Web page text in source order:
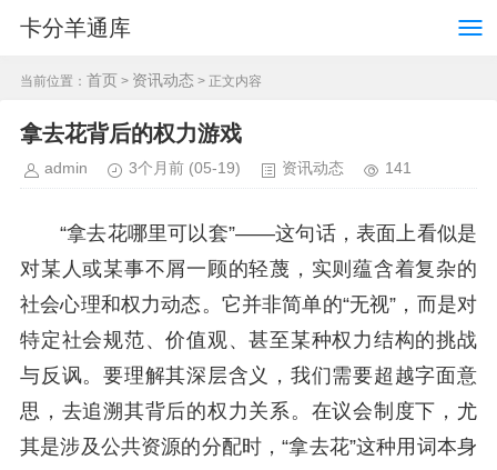
卡分羊通库
当前位置： 首页 > 资讯动态 > 正文内容
拿去花背后的权力游戏
admin 3个月前 (05-19) 资讯动态 141
“拿去花哪里可以套”——这句话，表面上看似是
对某人或某事不屑一顾的轻蔑，实则蕴含着复杂的
社会心理和权力动态。它并非简单的“无视”，而是对
特定社会规范、价值观、甚至某种权力结构的挑战
与反讽。要理解其深层含义，我们需要超越字面意
思，去追溯其背后的权力关系。在议会制度下，尤
其是涉及公共资源的分配时，“拿去花”这种用词本身